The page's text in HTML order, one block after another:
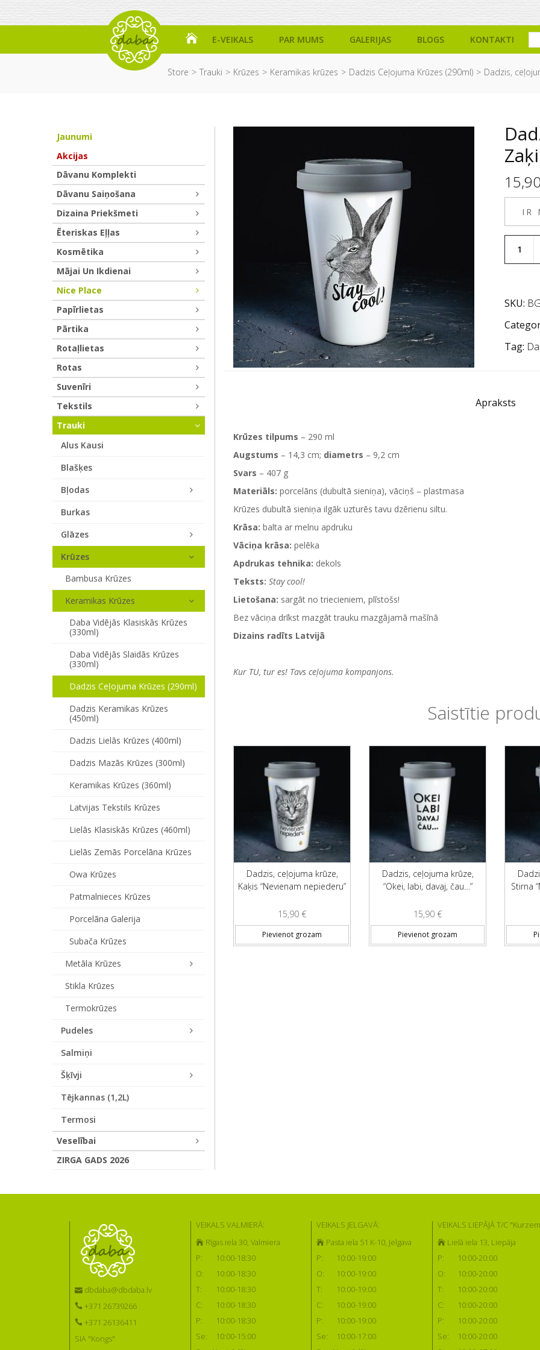
E-VEIKALS PAR MUMS GALERIJAS BLOGS KONTAKTI
Store Trauki Krūzes Keramikas krūzes Dadzis Ceļojuma Krūzes (290ml) Dadzis,
IR
SKU:
Tag:
Apraksts
Krūzes tilpums – 290 ml
Augstums – 14,3 cm; diametrs – 9,2 cm
Svars – 407 g
Materiāls: porcelāns (dubultā sieniņa), vāciņš – plastmasa
Krūzes dubultā sieniņa ilgāk uzturēs tavu dzērienu siltu.
Krāsa: balta ar melnu apdruku
Vāciņa krāsa: pelēka
Apdrukas tehnika: dekols
Teksts: Stay cool!
Lietošana: sargāt no triecieniem, plīstošs!
Bez vāciņa drīkst mazgāt trauku mazgājamā mašīnā
Dizains radīts Latvijā
Kur TU, tur es! Tavs ceļojuma kompanjons.
Saistītie
Dadzis, ceļojuma krūze,
Kaķis “Nevienam nepiederu”
15,90 €
Pievienot grozam
Dadzis, ceļojuma krūze,
“Okei, labi, davaj, čau…”
15,90 €
Pievienot grozam
Stirna
Jaunumi
Akcijas
Dāvanu Komplekti
Dāvanu Saiņošana
Dizaina Priekšmeti
Ēteriskas Eļļas
Kosmētika
Mājai Un Ikdienai
Nice Place
Papīrlietas
Pārtika
Rotaļlietas
Rotas
Suvenīri
Tekstils
Trauki
Alus Kausi
Blašķes
Bļodas
Burkas
Glāzes
Krūzes
Bambusa Krūzes
Keramikas Krūzes
Daba Vidējās Klasiskās Krūzes
(330ml)
Daba Vidējās Slaidās Krūzes
(330ml)
Dadzis Ceļojuma Krūzes (290ml)
Dadzis Keramikas Krūzes
(450ml)
Dadzis Lielās Krūzes (400ml)
Dadzis Mazās Krūzes (300ml)
Keramikas Krūzes (360ml)
Latvijas Tekstils Krūzes
Lielās Klasiskās Krūzes (460ml)
Lielās Zemās Porcelāna Krūzes
Owa Krūzes
Patmalnieces Krūzes
Porcelāna Galerija
Subača Krūzes
Metāla Krūzes
Stikla Krūzes
Termokrūzes
Pudeles
Salmiņi
Šķīvji
Tējkannas (1,2L)
Termosi
Veselībai
ZIRGA GADS 2026
dbdaba@dbdaba.lv
+371 26739266
+371 26136411
SIA "Kongs"
VEIKALS VALMIERĀ:
Rīgas iela 30, Valmiera
P:
10:00-18:30
O:
10:00-18:30
T:
10:00-18:30
C:
10:00-18:30
P:
10:00-18:30
Se:
10:00-15:00
VEIKALS JELGAVĀ:
Pasta iela 51 K-10, Jelgava
P:
10:00-19:00
O:
10:00-19:00
T:
10:00-19:00
C:
10:00-19:00
P:
10:00-19:00
Se:
10:00-17:00
VEIKALS LIEPĀJĀ T/C
Lielā iela 13, Liepāja
P:
10:00-20:00
O:
10:00-20:00
T:
10:00-20:00
C:
10:00-20:00
P:
10:00-20:00
Se:
10:00-20:00